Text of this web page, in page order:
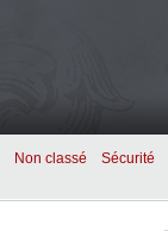
Non classé Sécurité